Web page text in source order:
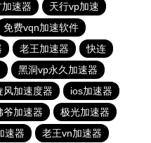
速器
天行vp加速
免费vqn加速软件
老王加速器
快连
黑洞vp永久加速器
风加速度器
ios加速器
爷加速器
极光加速器
速器 老王vn加速器